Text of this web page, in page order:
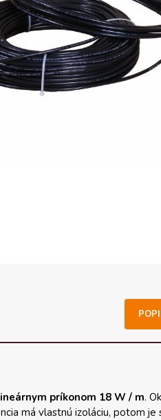
príkonom 18 W / m.
má vlastnú izoláciu, potom